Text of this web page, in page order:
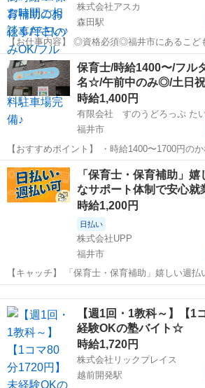
株式会社アスカ
森田駅
【お仕事内容】 ◎資格必須◎福井市にあるこど
募集です！ 【仕事内容】 ●保育業務全般 ・園児との遊び ・食事補助
・おむつ替え 等 【勤務条件】 ●雇用形態 派遣 ●入職日 相談OK ●
勤務日数 週...
福井 福井市 森田駅
保育士/時給1400〜/フル
名☆/午前中のみ◎/土日
時給1,400円
有限会社 すのうどろっぷ た
福井市
【おすすめポイント】 ・時給1400〜1700円の
らOK！ ・土日祝お休みでプライベート充実。
とりと丁寧に関わることができます。 《お仕事内容》 ・お子さんの保
育 ・午睡の対...
福井 福井市 保育士
「保育士・保育補助」
なサポート体制で安心
時給1,200円
日払い
株式会社UPP
福井市
【キャッチ】 「保育士・保育補助」嬉しい週
ト体制で安心就業◎20代～40代中心に幅広く活
で安定してお仕事できます♪ 【コメント】 幅広い世代のスタッフさん
が活躍中◎ #未経験から...
【週1回・1教科～】【1
経験OKの塾バイト☆
時給1,720円
株式会社リックプレイス
越前開発駅